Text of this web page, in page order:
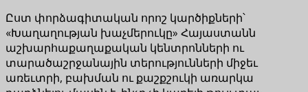
Ըստ փորձագիտական որոշ կարծիքների՝
«Խաղաղության խաչմերուկը» Հայաստանն
աշխարհաքաղաքական կենտրոնների ու
տարածաշրջանային տերությունների միջեւ
առեւտրի, բախման ու քաշքշուկի առարկա